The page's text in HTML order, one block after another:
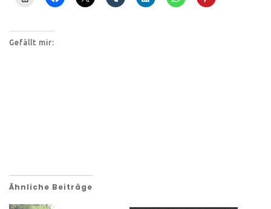
Gefällt mir:
Ähnliche Beiträge